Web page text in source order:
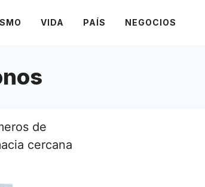
VIDA PAÍS NEGOCIOS
de
cercana